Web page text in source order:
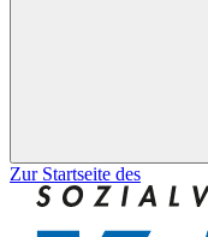
Zur Startseite des